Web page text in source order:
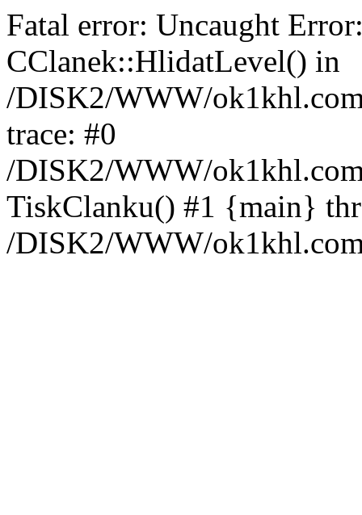
Fatal error: Uncaught
CClanek::HlidatLevel() in
/DISK2/WWW/
trace: #0
/DISK2/WWW/
TiskClanku() #1 {main}
/DISK2/WWW/